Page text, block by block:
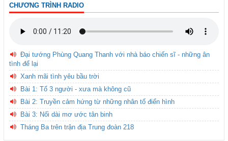
CHƯƠNG TRÌNH RADIO
Đại tướng Phùng Quang Thanh với nhà báo chiến sĩ - những ân
tình để lại
Xanh mãi tình yêu bầu trời
Bài 1: Tổ 3 người - xưa mà không cũ
Bài 2: Truyền cảm hứng từ những nhân tố điển hình
Bài 3: Nối dài mơ ước tân binh
Tháng Ba trên trận địa Trung đoàn 218